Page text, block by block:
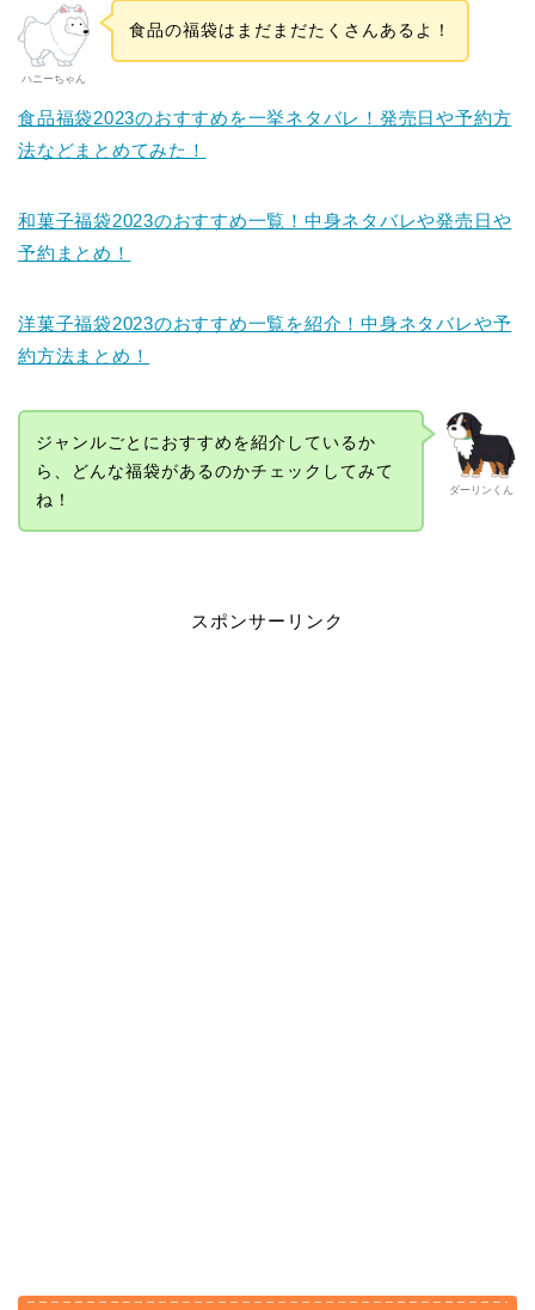
ハニーちゃん
食品の福袋はまだまだたくさんあるよ！
食品福袋2023のおすすめを一挙ネタバレ！発売日や予約方
法などまとめてみた！
和菓子福袋2023のおすすめ一覧！中身ネタバレや発売日や
予約まとめ！
洋菓子福袋2023のおすすめ一覧を紹介！中身ネタバレや予
約方法まとめ！
ダーリンくん
ジャンルごとにおすすめを紹介しているか
ら、どんな福袋があるのかチェックしてみて
ね！
スポンサーリンク